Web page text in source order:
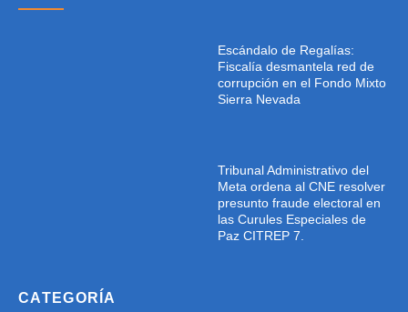
Escándalo de Regalías:
Fiscalía desmantela red de
corrupción en el Fondo Mixto
Sierra Nevada
Tribunal Administrativo del
Meta ordena al CNE resolver
presunto fraude electoral en
las Curules Especiales de
Paz CITREP 7.
CATEGORÍA